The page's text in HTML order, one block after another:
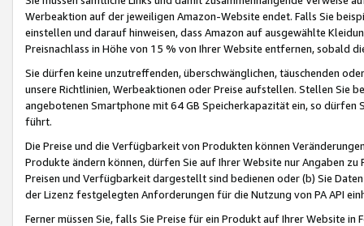
Werbeaktion auf der jeweiligen Amazon-Website endet. Falls Sie
einstellen und darauf hinweisen, dass Amazon auf ausgewählte
Preisnachlass in Höhe von 15 % von Ihrer Website entfernen, sobald
Sie dürfen keine unzutreffenden, überschwänglichen, täuschenden
unsere Richtlinien, Werbeaktionen oder Preise aufstellen. Stellen Sie
angebotenen Smartphone mit 64 GB Speicherkapazität ein, so dürfen
führt.
Die Preise und die Verfügbarkeit von Produkten können
Produkte ändern können, dürfen Sie auf Ihrer Website nur Angaben
Preisen und Verfügbarkeit dargestellt sind bedienen oder (b) Sie
der Lizenz festgelegten Anforderungen für die Nutzung von PA API
Ferner müssen Sie, falls Sie Preise für ein Produkt auf Ihrer Website